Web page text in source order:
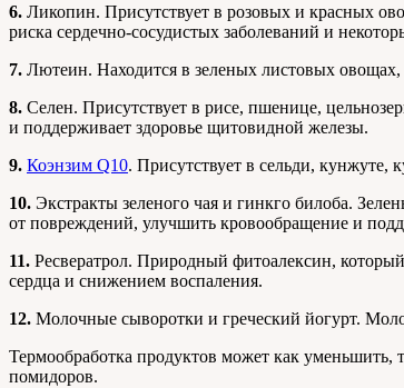
6. Ликопин. Присутствует в розовых и красных
риска сердечно-сосудистых заболеваний и
7. Лютеин. Находится в зеленых листовых овощах,
8. Селен. Присутствует в рисе, пшенице,
и поддерживает здоровье щитовидной железы.
9. Коэнзим Q10. Присутствует в сельди,
10. Экстракты зеленого чая и гинкго билоба.
от повреждений, улучшить кровообращение и
11. Ресвератрол. Природный фитоалексин,
сердца и снижением воспаления.
12. Молочные сыворотки и греческий йогурт.
Термообработка продуктов может как уменьшить,
помидоров.